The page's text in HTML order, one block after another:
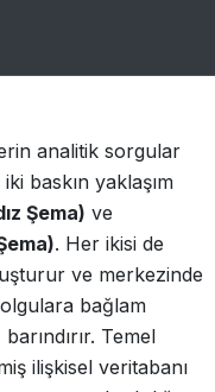
analitik sorgular
baskın yaklaşım
Şema) ve
. Her ikisi de
ve merkezinde
bağlam
Temel
ilişkisel veritabanı